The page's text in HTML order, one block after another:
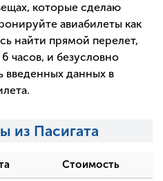
которые сделаю
авиабилеты как
найти прямой перелет,
часов, и безусловно
введенных данных в
из Пасигата
Стоимость